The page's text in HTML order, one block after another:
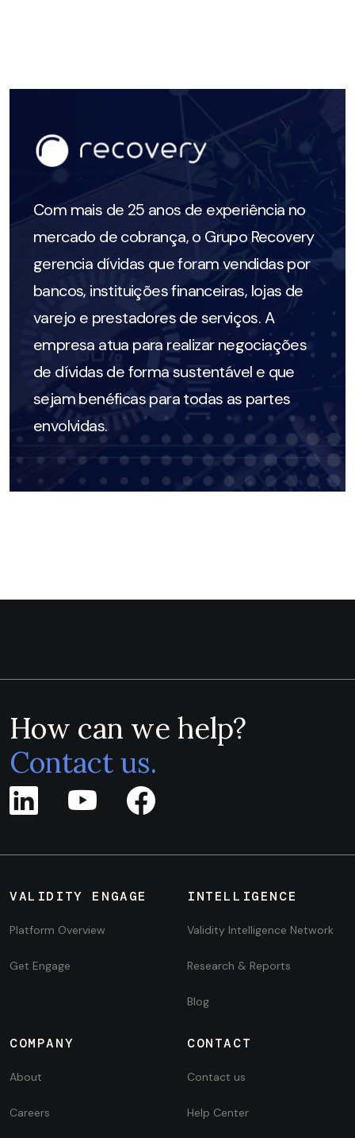
Com mais de 25 anos de experiência no
mercado de cobrança, o Grupo Recovery
gerencia dívidas que foram vendidas por
bancos, instituições financeiras, lojas de
varejo e prestadores de serviços. A
empresa atua para realizar negociações
de dívidasde formasustentável e que
sejam benéficas para todas as partes
envolvidas.
How can we help?
Contact us.
VALIDITY ENGAGE
Platform Overview
Get Engage
INTELLIGENCE
Validity Intelligence Network
Research & Reports
Blog
COMPANY
About
Careers
CONTACT
Contact us
Help Center